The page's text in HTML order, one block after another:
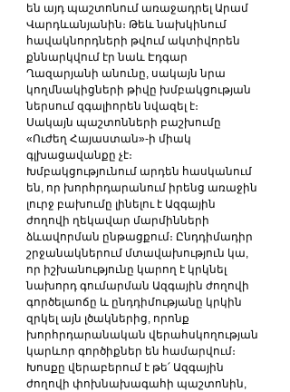
են այդ պաշտոնում առաջադրել Արամ
Վարդևանյանին։ Թեև նախկինում
հավակնորդների թվում ակտիվորեն
քննարկվում էր նաև Էդգար
Ղազարյանի անունը, սակայն նրա
կողմնակիցների թիվը խմբակցության
ներսում զգալիորեն նվազել է։
Սակայն պաշտոնների բաշխումը
«Ուժեղ Հայաստան»-ի միակ
գլխացավանքը չէ։
Խմբակցությունում արդեն հասկանում
են, որ խորհրդարանում իրենց առաջին
լուրջ բախումը լինելու է Ազգային
ժողովի ղեկավար մարմինների
ձևավորման ընթացքում։ Ընդդիմադիր
շրջանակներում մտավախություն կա,
որ իշխանությունը կարող է կրկնել
նախորդ գումարման Ազգային ժողովի
գործելաոճը և ընդդիմությանը կրկին
զրկել այն լծակներից, որոնք
խորհրդարանական վերահսկողության
կարևոր գործիքներ են համարվում։
Խոսքը վերաբերում է թե՛ Ազգային
ժողովի փոխնախագահի պաշտոնին,